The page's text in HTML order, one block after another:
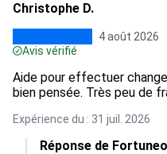
Christophe D.
4 août 2026
Avis vérifié
Aide pour effectuer
bien pensée. Très peu de
Expérience du : 31 juil. 2026
Réponse de